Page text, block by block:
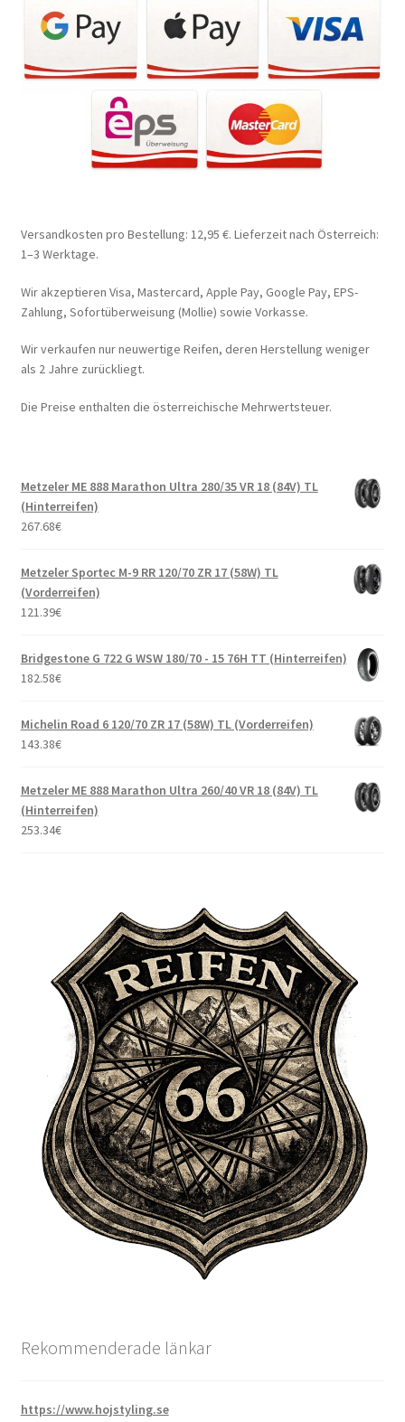
Versandkosten pro Bestellung: 12,95 €. Lieferzeit nach Österreich:
1–3 Werktage.
Wir akzeptieren Visa, Mastercard, Apple Pay, Google Pay, EPS-
Zahlung, Sofortüberweisung (Mollie) sowie Vorkasse.
Wir verkaufen nur neuwertige Reifen, deren Herstellung weniger
als 2 Jahre zurückliegt.
Die Preise enthalten die österreichische Mehrwertsteuer.
Metzeler ME 888 Marathon Ultra 280/35 VR 18 (84V) TL
(Hinterreifen)
267.68€
Metzeler Sportec M-9 RR 120/70 ZR 17 (58W) TL
(Vorderreifen)
121.39€
Bridgestone G 722 G WSW 180/70 - 15 76H TT (Hinterreifen)
182.58€
Michelin Road 6 120/70 ZR 17 (58W) TL (Vorderreifen)
143.38€
Metzeler ME 888 Marathon Ultra 260/40 VR 18 (84V) TL
(Hinterreifen)
253.34€
Rekommenderade länkar
https://www.hojstyling.se